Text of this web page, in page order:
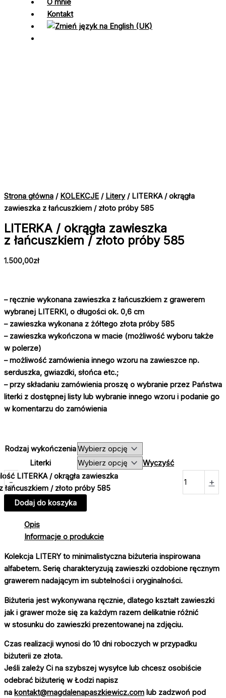
O mnie
Kontakt
Strona główna / KOLEKCJE / Litery/ LITERKA / okrągła
zawieszka z łańcuszkiem / złoto próby 585
LITERKA / okrągła zawieszka
z łańcuszkiem / złoto próby 585
1.500,00zł
– ręcznie wykonana zawieszka z łańcuszkiem z grawerem
wybranej LITERKI, o długości ok. 0,6 cm
– zawieszka wykonana z żółtego złota próby 585
– zawieszka wykończona w macie (możliwość wyboru także
w polerze)
– możliwość zamówienia innego wzoru na zawieszce np.
serduszka, gwiazdki, słońca etc.;
– przy składaniu zamówienia proszę o wybranie przez Państwa
literki z dostępnej listy lub wybranie innego wzoru i podanie go
w komentarzu do zamówienia
Rodzaj wykończenia
Literki
Wyczyść
-
LITERKA / okrągła zawieszka
łańcuszkiem / złoto próby 585
+
Dodaj do koszyka
Opis
Informacje o produkcie
Kolekcja LITERY to minimalistyczna biżuteria inspirowana
alfabetem. Serię charakteryzują zawieszki ozdobione ręcznym
grawerem nadającym im subtelności i oryginalności.
Biżuteria jest wykonywana ręcznie, dlatego kształt zawieszki
jak i grawer może się za każdym razem delikatnie różnić
w stosunku do zawieszki prezentowanej na zdjęciu.
Czas realizacji wynosi do 10 dni roboczych w przypadku
biżuterii ze złota.
Jeśli zależy Ci na szybszej wysyłce lub chcesz osobiście
odebrać biżuterię w Łodzi napisz
na kontakt@magdalenapaszkiewicz.com lub zadzwoń pod